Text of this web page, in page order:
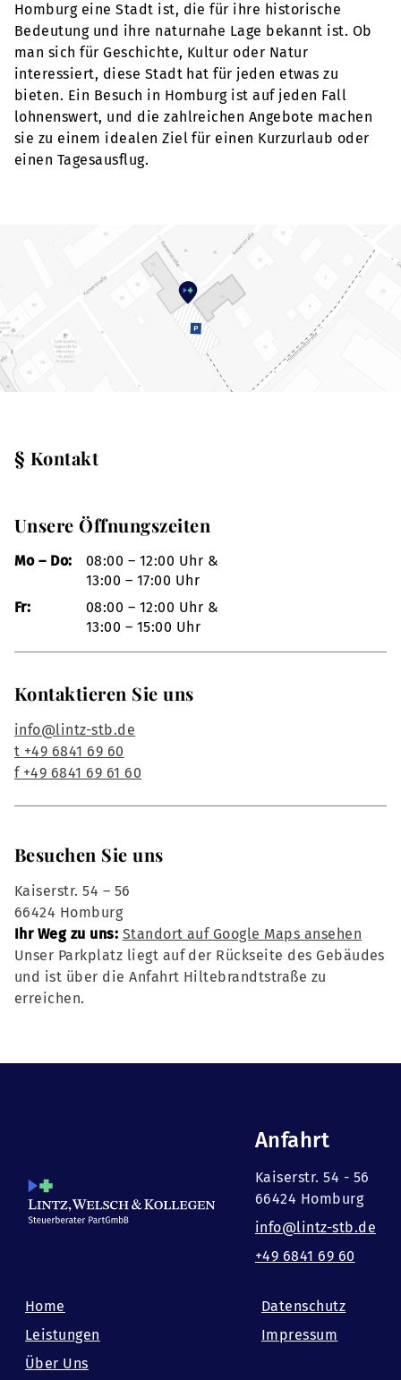
Homburg eine Stadt ist, die für ihre historische
Bedeutung und ihre naturnahe Lage bekannt ist. Ob
man sich für Geschichte, Kultur oder Natur
interessiert, diese Stadt hat für jeden etwas zu
bieten. Ein Besuch in Homburg ist auf jeden Fall
lohnenswert, und die zahlreichen Angebote machen
sie zu einem idealen Ziel für einen Kurzurlaub oder
einen Tagesausflug.
§ Kontakt
Unsere Öffnungszeiten
Mo – Do:
08:00 – 12:00 Uhr &
13:00 – 17:00 Uhr
Fr:
08:00 – 12:00 Uhr &
13:00 – 15:00 Uhr
Kontaktieren Sie uns
info@lintz-stb.de
t +49 6841 69 60
f +49 6841 69 61 60
Besuchen Sie uns
Kaiserstr. 54 – 56
66424 Homburg
Ihr Weg zu uns: Standort auf Google Maps ansehen
Unser Parkplatz liegt auf der Rückseite des Gebäudes
und ist über die Anfahrt Hiltebrandtstraße zu
erreichen.
Anfahrt
Kaiserstr. 54 - 56
66424 Homburg
info@lintz-stb.de
+49 6841 69 60
Home
Leistungen
Über Uns
Datenschutz
Impressum